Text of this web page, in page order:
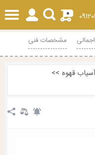
0
مشخصات فنی
قهوه >>